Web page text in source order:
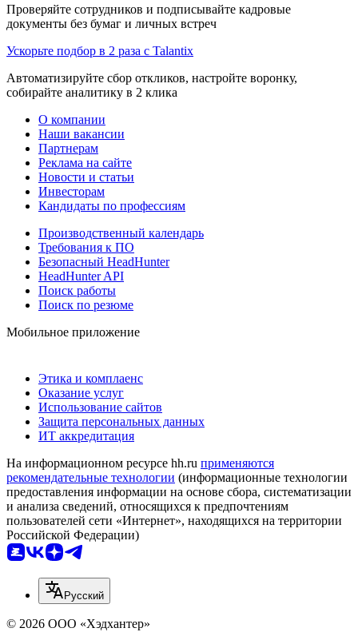
Проверяйте сотрудников и подписывайте кадровые
документы без бумаг и личных встреч
Ускорьте подбор в 2 раза с Talantix
Автоматизируйте сбор откликов, настройте воронку,
собирайте аналитику в 2 клика
О компании
Наши вакансии
Партнерам
Реклама на сайте
Новости и статьи
Инвесторам
Кандидаты по профессиям
Производственный календарь
Требования к ПО
Безопасный HeadHunter
HeadHunter API
Поиск работы
Поиск по резюме
Мобильное приложение
Этика и комплаенс
Оказание услуг
Использование сайтов
Защита персональных данных
ИТ аккредитация
На информационном ресурсе hh.ru применяются
рекомендательные технологии (информационные технологии
предоставления информации на основе сбора, систематизации
и анализа сведений, относящихся к предпочтениям
пользователей сети «Интернет», находящихся на территории
Российской Федерации)
Русский
© 2026 ООО «Хэдхантер»